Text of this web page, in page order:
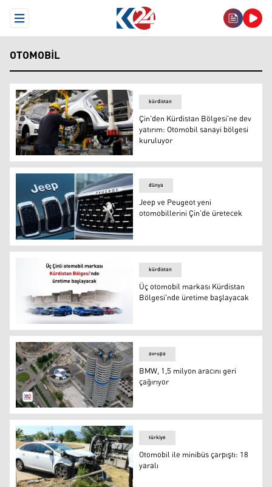
Open Menu
OTOMOBIL
Çin'den Kürdistan Bölgesi'ne dev yatırım: Otomobil
kürdistan
Çin'den Kürdistan Bölgesi'ne dev
yatırım: Otomobil sanayi bölgesi
kuruluyor
Jeep ve Peugeot yeni otomobillerini Çin’de üretecek
dünya
Jeep ve Peugeot yeni
otomobillerini Çin’de üretecek
Üç otomobil markası Kürdistan Bölgesi'nde üretime
kürdistan
Üç otomobil markası Kürdistan
Bölgesi'nde üretime başlayacak
BMW, 1,5 milyon aracını geri çağırıyor
avrupa
BMW, 1,5 milyon aracını geri
çağırıyor
türkiye
Otomobil ile minibüs çarpıştı: 18
yaralı